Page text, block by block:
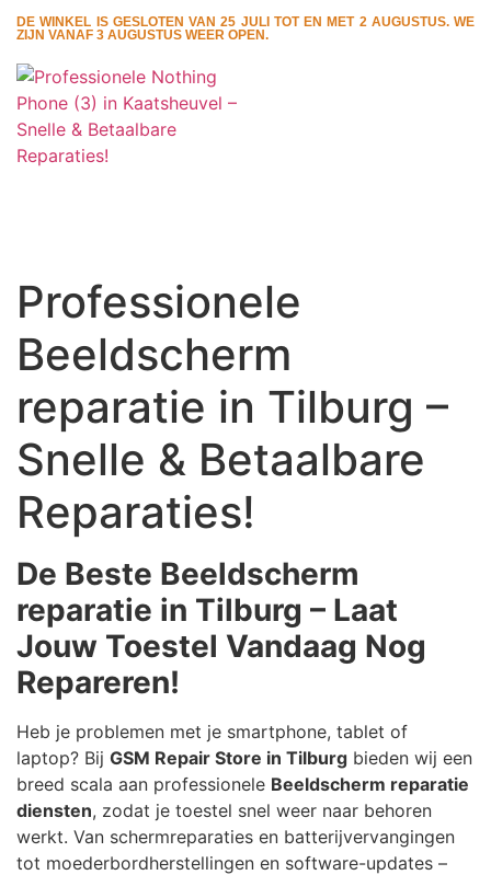
DE WINKEL IS GESLOTEN VAN 25 JULI TOT EN MET 2 AUGUSTUS. WE
ZIJN VANAF 3 AUGUSTUS WEER OPEN.
Professionele
Beeldscherm
reparatie in Tilburg –
Snelle & Betaalbare
Reparaties!
De Beste Beeldscherm
reparatie in Tilburg – Laat
Jouw Toestel Vandaag Nog
Repareren!
Heb je problemen met je smartphone, tablet of
laptop? Bij GSM Repair Store in Tilburg bieden wij een
breed scala aan professionele Beeldscherm reparatie
diensten, zodat je toestel snel weer naar behoren
werkt. Van schermreparaties en batterijvervangingen
tot moederbordherstellingen en software-updates –